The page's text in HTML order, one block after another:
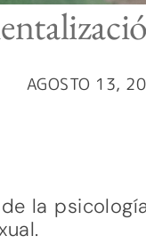
AGOSTO 13,
la